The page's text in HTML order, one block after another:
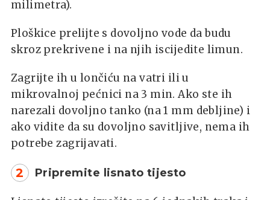
milimetra).
Ploškice prelijte s dovoljno vode da budu
skroz prekrivene i na njih iscijedite limun.
Zagrijte ih u lončiću na vatri ili u
mikrovalnoj pećnici na 3 min. Ako ste ih
narezali dovoljno tanko (na 1 mm debljine) i
ako vidite da su dovoljno savitljive, nema ih
potrebe zagrijavati.
2 Pripremite lisnato tijesto